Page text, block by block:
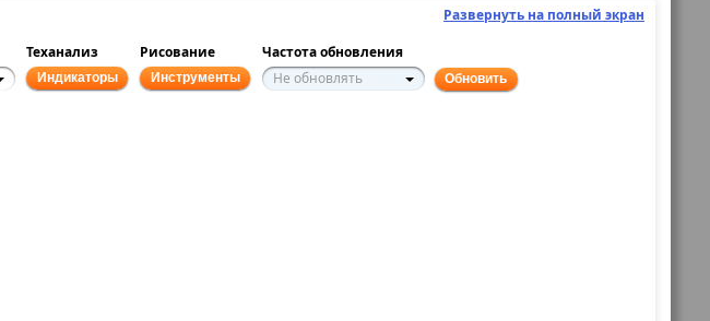
Развернуть на полный экран
Теханализ Рисование
Частота обновления
Индикаторы Инструменты Не обновлять Обновить